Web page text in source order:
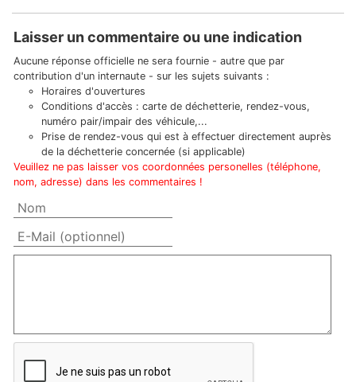
Laisser un commentaire ou une indication
Aucune réponse officielle ne sera fournie - autre que par
contribution d'un internaute - sur les sujets suivants :
Horaires d'ouvertures
Conditions d'accès : carte de déchetterie, rendez-vous,
numéro pair/impair des véhicule,...
Prise de rendez-vous qui est à effectuer directement auprès
de la déchetterie concernée (si applicable)
Veuillez ne pas laisser vos coordonnées personelles (téléphone,
nom, adresse) dans les commentaires !